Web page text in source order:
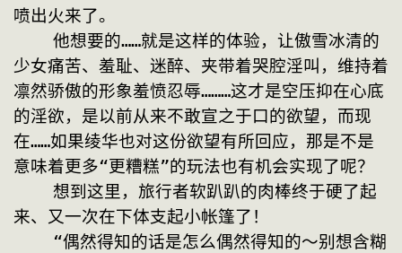
喷出火来了。
少女痛苦、羞耻、迷醉、夹带着哭腔淫叫，维持着
凛然骄傲的形象羞愤忍辱………这才是空压抑在心底
的淫欲，是以前从来不敢宣之于口的欲望，而现
在……如果绫华也对这份欲望有所回应，那是不是
意味着更多“更糟糕”的玩法也有机会实现了呢？
来、又一次在下体支起小帐篷了！